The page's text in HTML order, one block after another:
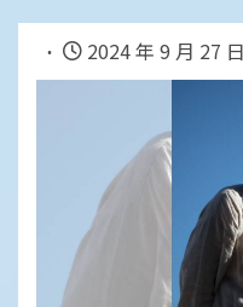
2024 年 9 月 27 日